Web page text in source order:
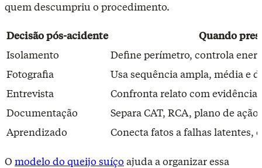
quem descumpriu o procedimento.
Decisão pós-acidente
Quando
Isolamento
Define perímetro, controla
Fotografia
Usa sequência ampla, média e
Entrevista
Confronta relato com
Documentação
Separa CAT, RCA, plano de
Aprendizado
Conecta fatos a falhas latentes,
O modelo do queijo suíço ajuda a organizar essa